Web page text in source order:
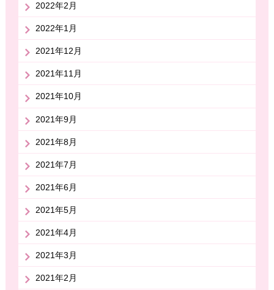
2022年2月
2022年1月
2021年12月
2021年11月
2021年10月
2021年9月
2021年8月
2021年7月
2021年6月
2021年5月
2021年4月
2021年3月
2021年2月